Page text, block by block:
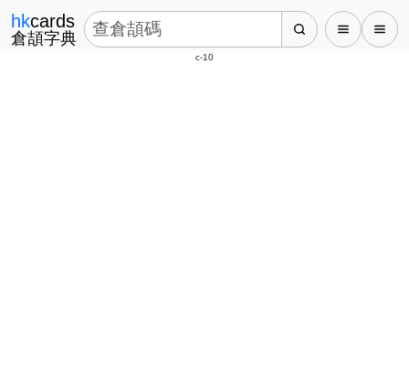
hkcards
倉頡字典
c-10